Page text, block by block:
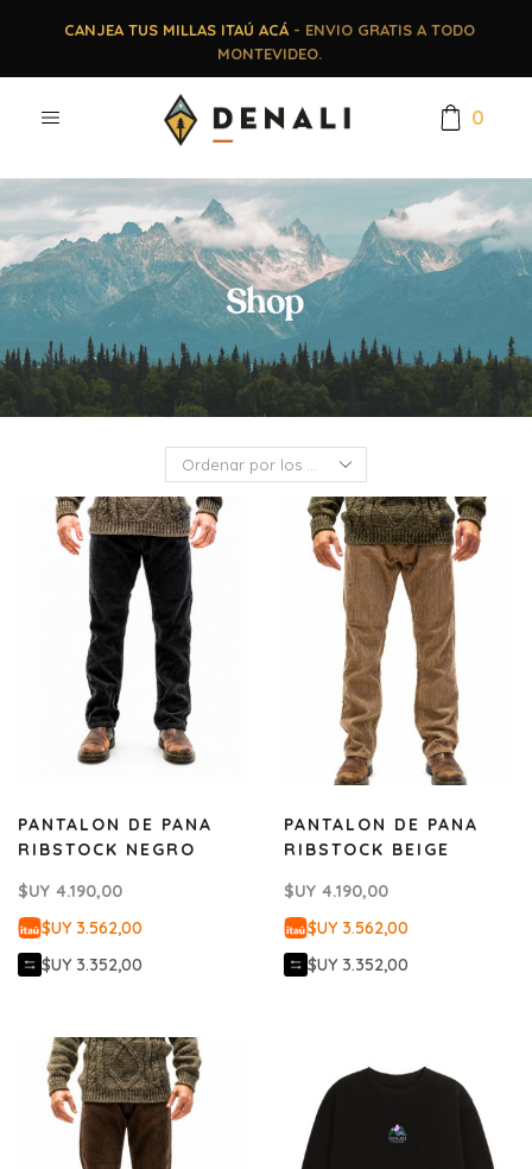
CANJEA TUS MILLAS ITAÚ ACÁ- ENVIO GRATIS A TODO
MONTEVIDEO.
0
PANTALON DE PANA
RIBSTOCK NEGRO
$UY 4.190,00
$UY 3.562,00
$UY 3.352,00
PANTALON DE PANA
RIBSTOCK BEIGE
$UY 4.190,00
$UY 3.562,00
$UY 3.352,00